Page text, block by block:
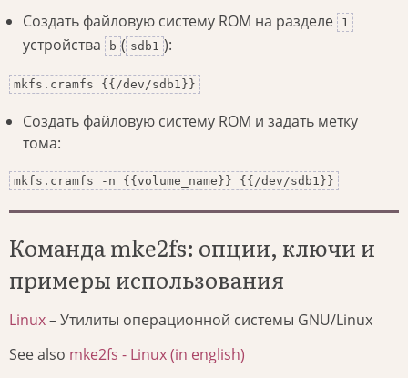
Создать файловую систему ROM на разделе 1
устройства b ( sdb1 ):
mkfs.cramfs {{/dev/sdb1}}
Создать файловую систему ROM и задать метку
тома:
mkfs.cramfs -n {{volume_name}} {{/dev/sdb1}}
Команда mke2fs: опции, ключи и
примеры использования
Linux– Утилиты операционной системы GNU/Linux
See also mke2fs - Linux (in english)